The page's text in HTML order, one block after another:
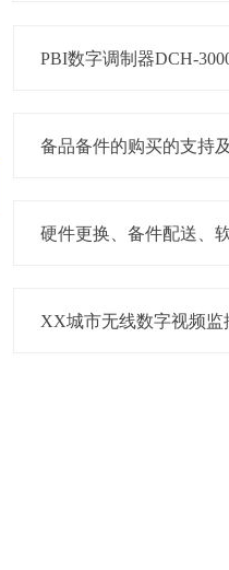
PBI数字调制器DCH-
备品备件的购买的支持
硬件更换、备件配送、
XX城市无线数字视频监